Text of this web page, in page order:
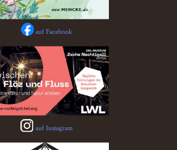
auf Instagram
auf Facebook